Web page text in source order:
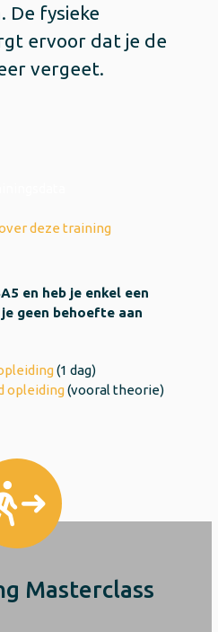
De fysieke
ervoor dat je de
vergeet.
deze training
en heb je enkel een
geen behoefte aan
(1 dag)
opleiding(vooral theorie)
Masterclass